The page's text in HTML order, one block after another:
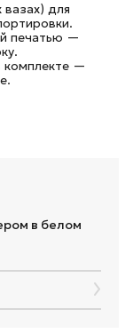
для
печатью —
комплекте —
в белом